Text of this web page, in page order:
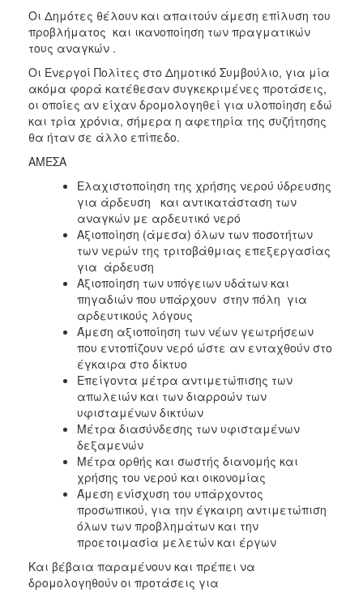
Οι Δημότες θέλουν και απαιτούν άμεση επίλυση του
προβλήματος και ικανοποίηση των πραγματικών
τους αναγκών .
Οι Ενεργοί Πολίτες στο Δημοτικό Συμβούλιο, για μία
ακόμα φορά κατέθεσαν συγκεκριμένες προτάσεις,
οι οποίες αν είχαν δρομολογηθεί για υλοποίηση εδώ
και τρία χρόνια, σήμερα η αφετηρία της συζήτησης
θα ήταν σε άλλο επίπεδο.
ΑΜΕΣΑ
Ελαχιστοποίηση της χρήσης νερού ύδρευσης
για άρδευση και αντικατάσταση των
αναγκών με αρδευτικό νερό
Αξιοποίηση (άμεσα) όλων των ποσοτήτων
των νερών της τριτοβάθμιας επεξεργασίας
για άρδευση
Αξιοποίηση των υπόγειων υδάτων και
πηγαδιών που υπάρχουν στην πόλη για
αρδευτικούς λόγους
Άμεση αξιοποίηση των νέων γεωτρήσεων
που εντοπίζουν νερό ώστε αν ενταχθούν στο
έγκαιρα στο δίκτυο
Επείγοντα μέτρα αντιμετώπισης των
απωλειών και των διαρροών των
υφισταμένων δικτύων
Μέτρα διασύνδεσης των υφισταμένων
δεξαμενών
Μέτρα ορθής και σωστής διανομής και
χρήσης του νερού και οικονομίας
Άμεση ενίσχυση του υπάρχοντος
προσωπικού, για την έγκαιρη αντιμετώπιση
όλων των προβλημάτων και την
προετοιμασία μελετών και έργων
Και βέβαια παραμένουν και πρέπει να
δρομολογηθούν οι προτάσεις για